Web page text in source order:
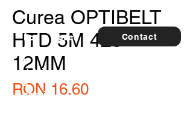
Curea OPTIBELT
HTD 5M 425-
12MM
RON 16.60Price
Contact
For
furthe
r
detail
s,
specia
5 buc.